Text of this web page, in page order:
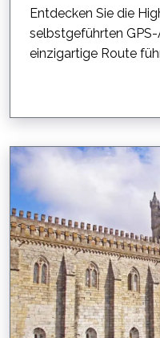
Entdecken Sie die
selbstgeführten
einzigartige Route